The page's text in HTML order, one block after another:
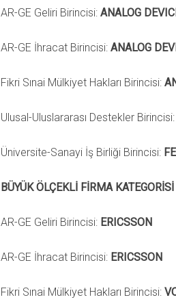
AR-GE Geliri Birincisi: ANALOG
AR-GE İhracat Birincisi: ANALOG
Fikri Sınai Mülkiyet Hakları Birincisi:
Ulusal-Uluslararası Destekler Birincisi:
Üniversite-Sanayi İş Birliği Birincisi:
BÜYÜK ÖLÇEKLİ FİRMA KATEGORİSİ
AR-GE Geliri Birincisi: ERICSSON
AR-GE İhracat Birincisi: ERICSSON
Fikri Sınai Mülkiyet Hakları Birincisi: